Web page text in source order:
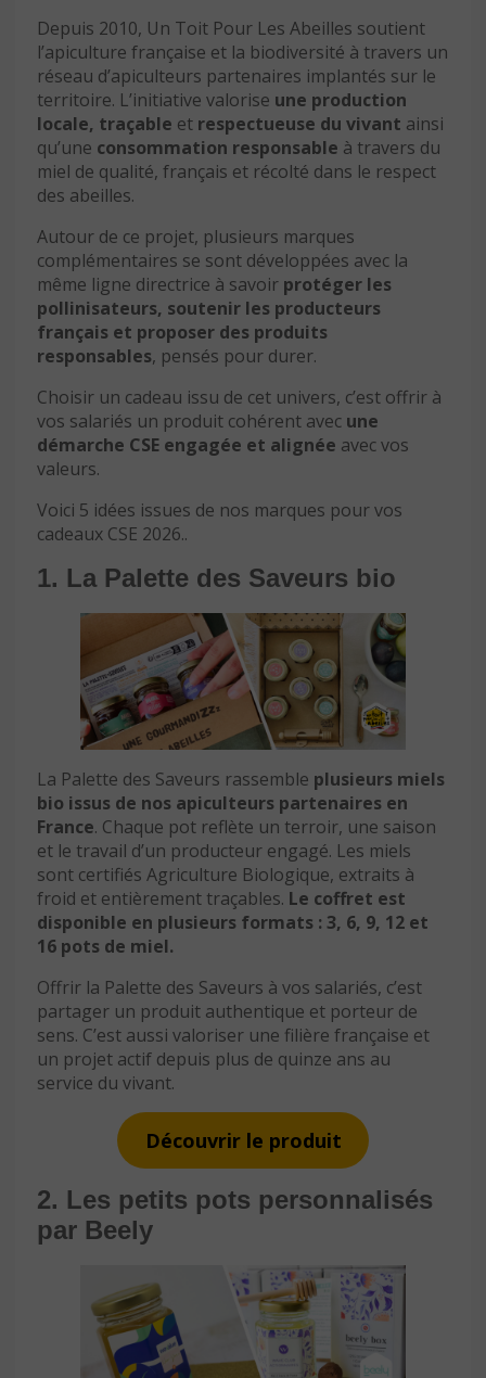
Depuis 2010, Un Toit Pour Les Abeilles soutient
l’apiculture française et la biodiversité à travers un
réseau d’apiculteurs partenaires implantés sur le
territoire. L’initiative valorise une production
locale, traçable et respectueuse du vivant ainsi
qu’une consommation responsable à travers du
miel de qualité, français et récolté dans le respect
des abeilles.
Autour de ce projet, plusieurs marques
complémentaires se sont développées avec la
même ligne directrice à savoir protéger les
pollinisateurs, soutenir les producteurs
français et proposer des produits
responsables, pensés pour durer.
Choisir un cadeau issu de cet univers, c’est offrir à
vos salariés un produit cohérent avec une
démarche CSE engagée et alignée avec vos
valeurs.
Voici 5 idées issues de nos marques pour vos
cadeaux CSE 2026..
1. La Palette des Saveurs bio
La Palette des Saveurs rassemble plusieurs miels
bio issus de nos apiculteurs partenaires en
France. Chaque pot reflète un terroir, une saison
et le travail d’un producteur engagé. Les miels
sont certifiés Agriculture Biologique, extraits à
froid et entièrement traçables. Le coffret est
disponible en plusieurs formats : 3, 6, 9, 12 et
16 pots de miel.
Offrir la Palette des Saveurs à vos salariés, c’est
partager un produit authentique et porteur de
sens. C’est aussi valoriser une filière française et
un projet actif depuis plus de quinze ans au
service du vivant.
Découvrir le produit
2. Les petits pots personnalisés
par Beely